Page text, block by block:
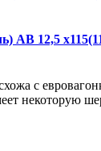
АВ 12,5
с
некоторую